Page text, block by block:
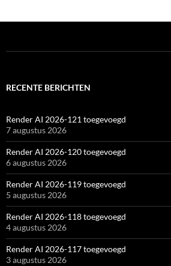
RECENTE BERICHTEN
Render AI 2026-121 toegevoegd
7 augustus 2026
Render AI 2026-120 toegevoegd
6 augustus 2026
Render AI 2026-119 toegevoegd
5 augustus 2026
Render AI 2026-118 toegevoegd
4 augustus 2026
Render AI 2026-117 toegevoegd
3 augustus 2026